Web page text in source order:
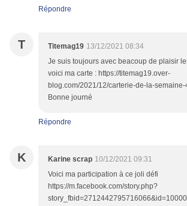
Répondre
T Titemag19 13/12/2021 08:34
Je suis toujours avec beacoup de plaisir
voici ma carte : https://titemag19.over-
blog.com/2021/12/carterie-de-la-semaine-
Bonne journé
Répondre
K Karine scrap 10/12/2021 09:31
Voici ma participation à ce joli défi
https://m.facebook.com/story.php?